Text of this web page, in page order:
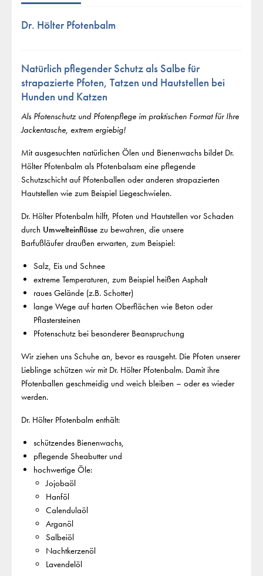
Dr. Hölter Pfotenbalm
Natürlich pflegender Schutz als Salbe für
strapazierte Pfoten, Tatzen und Hautstellen bei
Hunden und Katzen
Als Pfotenschutz und Pfotenpflege im praktischen Format für Ihre
Jackentasche, extrem ergiebig!
Mit ausgesuchten natürlichen Ölen und Bienenwachs bildet Dr.
Hölter Pfotenbalm als Pfotenbalsam eine pflegende
Schutzschicht auf Pfotenballen oder anderen strapazierten
Hautstellen wie zum Beispiel Liegeschwielen.
Dr. Hölter Pfotenbalm hilft, Pfoten und Hautstellen vor Schaden
durch Umwelteinflüsse zu bewahren, die unsere
Barfußläufer draußen erwarten, zum Beispiel:
Salz, Eis und Schnee
extreme Temperaturen, zum Beispiel heißen Asphalt
raues Gelände (z.B. Schotter)
lange Wege auf harten Oberflächen wie Beton oder
Pflastersteinen
Pfotenschutz bei besonderer Beanspruchung
Wir ziehen uns Schuhe an, bevor es rausgeht. Die Pfoten unserer
Lieblinge schützen wir mit Dr. Hölter Pfotenbalm. Damit ihre
Pfotenballen geschmeidig und weich bleiben – oder es wieder
werden.
Dr. Hölter Pfotenbalm enthält:
schützendes Bienenwachs,
pflegende Sheabutter und
hochwertige Öle:
Jojobaöl
Hanföl
Calendulaöl
Arganöl
Salbeiöl
Nachtkerzenöl
Lavendelöl